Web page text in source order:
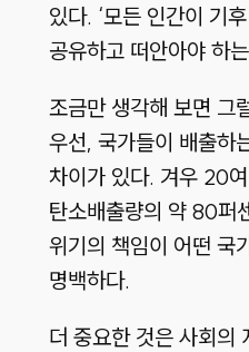
있다. ‘모든 인간이 기
공유하고 떠안아야 하
조금만 생각해 보면 그
우선, 국가들이 배출하
차이가 있다. 겨우20
탄소배출량의 약80퍼
위기의 책임이 어떤 국
명백하다.
더 중요한 것은 사회의